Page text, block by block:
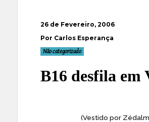
26 de Fevereiro, 2006
Por Carlos Esperança
Não categorizado
B16 desfila em
(Vestido por